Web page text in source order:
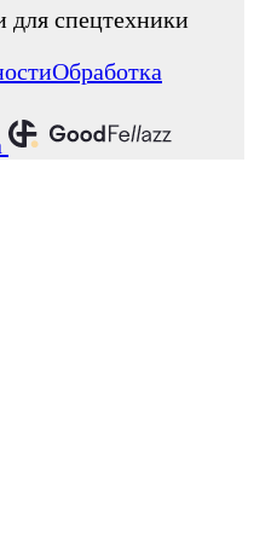
для спецтехники
Обработка